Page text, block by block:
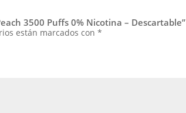
3500 Puffs 0% Nicotina – Descartable”
están marcados con *